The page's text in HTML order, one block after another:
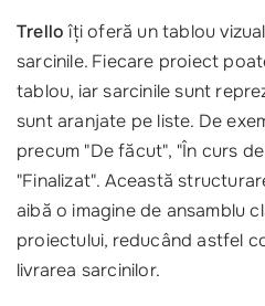
Trelloîți oferă un tablou
sarcinile. Fiecare proiect
tablou, iar sarcinile sunt
sunt aranjate pe liste. De
precum "De făcut", "În curs
"Finalizat". Această
aibă o imagine de ansamblu
proiectului, reducând astfel
livrarea sarcinilor.